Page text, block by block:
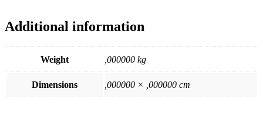
Additional information
Weight ,000000 kg
Dimensions ,000000 × ,000000 cm